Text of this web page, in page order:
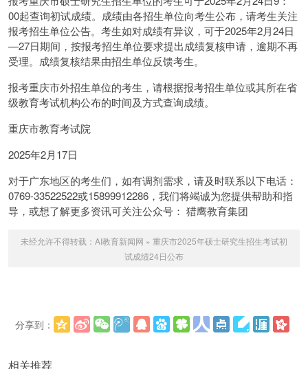
00起查询初试成绩。成绩由各招生单位向考生公布，请考生关注
报考招生单位公告。考生如对成绩有异议，可于2025年2月24日
—27日期间，按报考招生单位要求提出成绩复核申请，逾期不再
受理。成绩复核结果由招生单位反馈考生。
报考重庆市外招生单位的考生，请根据报考招生单位或其所在省
级教育考试机构公布的时间及方式查询成绩。
重庆市教育考试院
2025年2月17日
对于广东地区的考生们，如有调剂需求，请及时联系以下电话：
0769-33522522或15899912286，我们将竭诚为您提供帮助和指
导，或想了解更多资讯可关注公众号： 猎鹰教育集团
未经允许不得转载： AI教育新闻网 » 重庆市2025年硕士研究生招生考试初
试成绩24日公布
分享到：
相关推荐